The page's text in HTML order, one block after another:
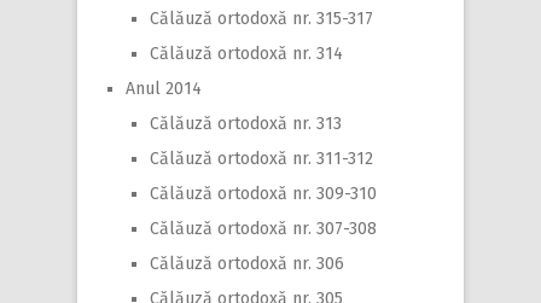
Călăuză ortodoxă nr. 315-317
Călăuză ortodoxă nr. 314
Anul 2014
Călăuză ortodoxă nr. 313
Călăuză ortodoxă nr. 311-312
Călăuză ortodoxă nr. 309-310
Călăuză ortodoxă nr. 307-308
Călăuză ortodoxă nr. 306
Călăuză ortodoxă nr. 305